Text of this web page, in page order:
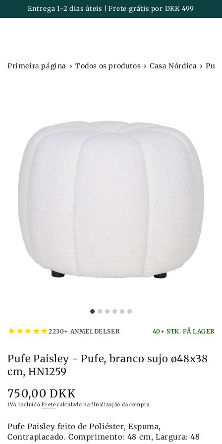
IR PARA O
CONTEÚDO
Entrega 1-2 dias úteis | Frete grátis por DKK 499
Primeira página › Todos os produtos › Casa Nórdica ›
★★★★★2230+ ANMELDELSER 40+ STK. PÅ LAGER
Pufe Paisley - Pufe, branco sujo ø48x38
cm, HN1259
Preço
750,00 DKK
IVA incluídoFrete calculado na finalização da compra.
Pufe Paisley feito de Poliéster, Espuma,
Contraplacado. Comprimento: 48 cm, Largura: 48